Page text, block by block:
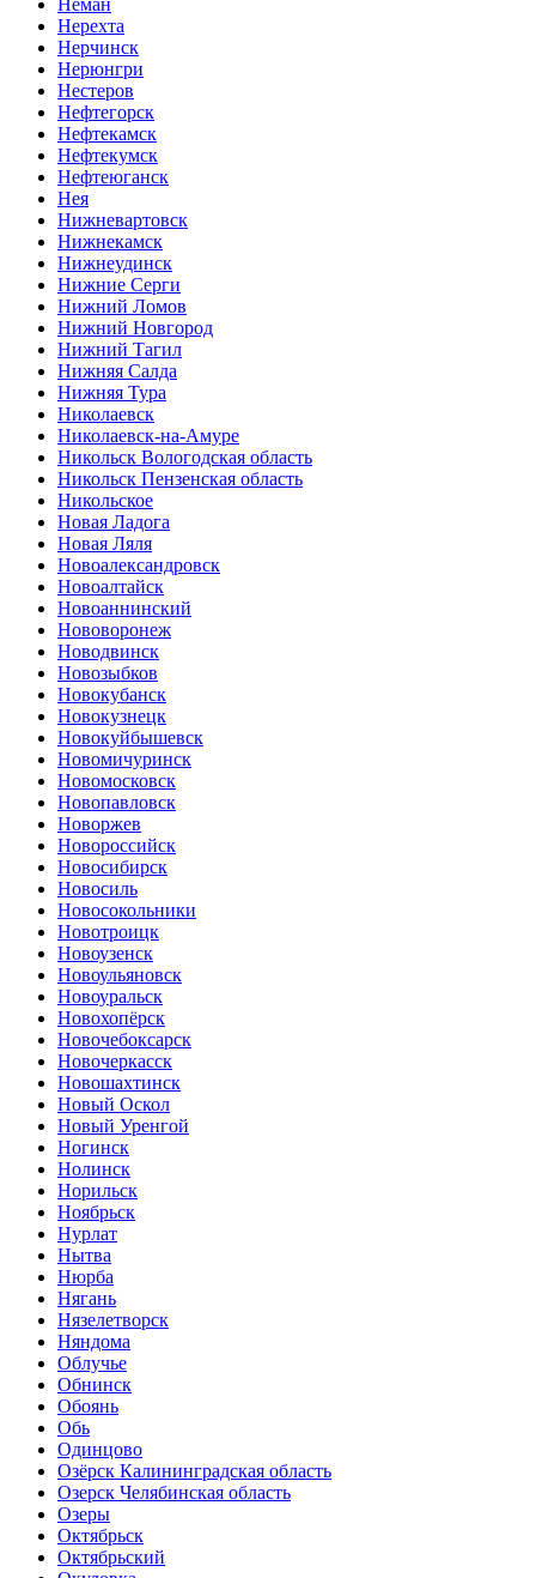
Неман
Нерехта
Нерчинск
Нерюнгри
Нестеров
Нефтегорск
Нефтекамск
Нефтекумск
Нефтеюганск
Нея
Нижневартовск
Нижнекамск
Нижнеудинск
Нижние Серги
Нижний Ломов
Нижний Новгород
Нижний Тагил
Нижняя Салда
Нижняя Тура
Николаевск
Николаевск-на-Амуре
Никольск Вологодская область
Никольск Пензенская область
Никольское
Новая Ладога
Новая Ляля
Новоалександровск
Новоалтайск
Новоаннинский
Нововоронеж
Новодвинск
Новозыбков
Новокубанск
Новокузнецк
Новокуйбышевск
Новомичуринск
Новомосковск
Новопавловск
Новоржев
Новороссийск
Новосибирск
Новосиль
Новосокольники
Новотроицк
Новоузенск
Новоульяновск
Новоуральск
Новохопёрск
Новочебоксарск
Новочеркасск
Новошахтинск
Новый Оскол
Новый Уренгой
Ногинск
Нолинск
Норильск
Ноябрьск
Нурлат
Нытва
Нюрба
Нягань
Нязелетворск
Няндома
Облучье
Обнинск
Обоянь
Обь
Одинцово
Озёрск Калининградская область
Озерск Челябинская область
Озеры
Октябрьск
Октябрьский